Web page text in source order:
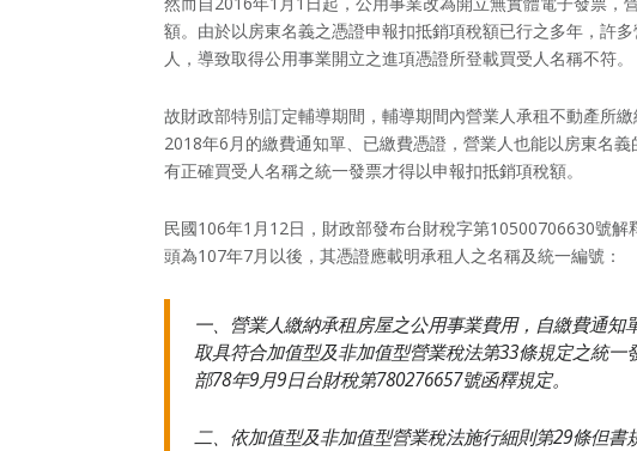
額。由於以房東名義之憑證申報扣抵銷項稅額已行之多年，許
人，導致取得公用事業開立之進項憑證所登載買受人名稱不符。
故財政部特別訂定輔導期間，輔導期間內營業人承租不動產所
2018年6月的繳費通知單、已繳費憑證，營業人也能以房東名
有正確買受人名稱之統一發票才得以申報扣抵銷項稅額。
民國106年1月12日，財政部發布台財稅字第10500706630號
頭為107年7月以後，其憑證應載明承租人之名稱及統一編號：
一、營業人繳納承租房屋之公用事業費用，自繳費通知
取具符合加值型及非加值型營業稅法第33條規定之統一
部78年9月9日台財稅第780276657號函釋規定。
二、依加值型及非加值型營業稅法施行細則第29條但書